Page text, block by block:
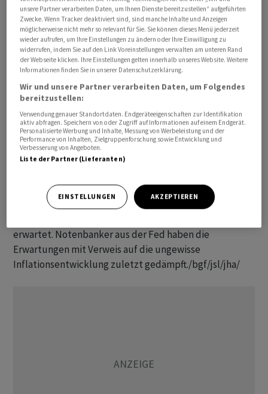
Kerninflationsrate betrug im Januar im Jahresvergleich
3,9 Prozent und im Monatsvergleich 0,4 Prozent. Das lag
jeweils über den Markterwartungen.
Die Kernrate wird von der US-Notenbank Fed
besonders beachtet. Sie gibt den allgemeinen
Preistrend nach Meinung von Fachleuten besser wieder
als die Gesamtrate, da schwankungsanfällige
Komponenten wie Energie und Lebensmittel
herausgerechnet werden.
Federal Reserve, die ihre Leitzinsen in den vergangenen
Monaten stabil gehalten hat. An den Finanzmärkten
erwartet. Notenbanker aus der Fed haben die
Erwartungen mit Verweis auf die ungewisse
Inflationsentwicklung zuletzt gedämpft./bgf/jsl/jha/
unsere Partner verarbeiten Daten, um Ihnen Dienste bereitzustellen“ aufgeführten
Zwecke. Wenn Tracker deaktiviert sind, sind manche Inhalte und Anzeigen
möglicherweise nicht mehr so relevant für Sie. Sie können dieses Menü jederzeit
wieder aufrufen, um Ihre Einstellungen zu ändern oder Ihre Einwilligung zu
widerrufen, indem Sie auf den Link Voreinstellungen verwalten am unteren Rand
der Webseite klicken. Ihre Einstellungen gelten innerhalb unseres Website. Weitere
Informationen finden Sie in unserer Datenschutzerklärung.
Wir und unsere Partner verarbeiten Daten, um Folgendes
bereitzustellen:
Verwendung genauer Standortdaten. Endgeräteeigenschaften zur Identifikation
aktiv abfragen. Speichern von oder Zugriff auf Informationen auf einem Endgerät.
Personalisierte Werbung und Inhalte, Messung von Werbeleistung und der
Performance von Inhalten, Zielgruppenforschung sowie Entwicklung und
Verbesserung von Angeboten.
Liste der Partner (Lieferanten)
EINSTELLUNGEN AKZEPTIEREN